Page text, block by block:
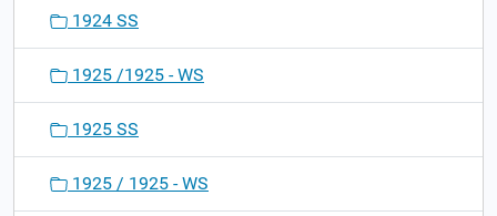
1924 SS
1925 /1925 - WS
1925 SS
1925 / 1925 - WS